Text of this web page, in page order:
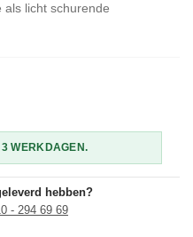
als licht schurende
WERKDAGEN.
hebben?
- 294 69 69